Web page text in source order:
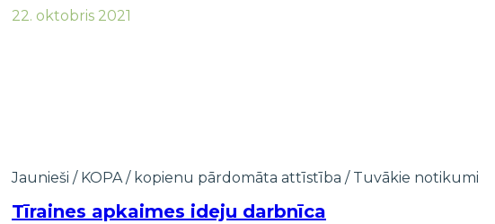
22. oktobris 2021
Jaunieši / KOPA / kopienu pārdomāta attīstība / Tuvākie notikumi
Tīraines apkaimes ideju darbnīca